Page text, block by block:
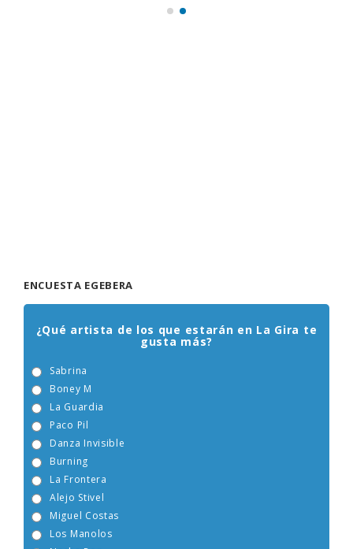
ENCUESTA EGEBERA
¿Qué artista de los que estarán en La Gira te
gusta más?
Sabrina
Boney M
La Guardia
Paco Pil
Danza Invisible
Burning
La Frontera
Alejo Stivel
Miguel Costas
Los Manolos